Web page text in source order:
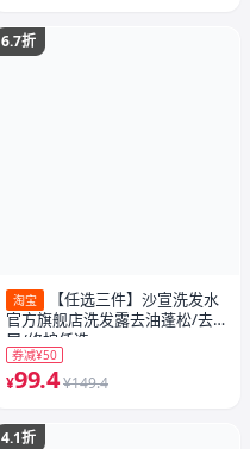
6.7折
淘宝
【任选三件】沙宣洗发水
官方旗舰店洗发露去油蓬松/去
屑/修护任选
券减¥50
¥99.4 ¥149.4
4.1折